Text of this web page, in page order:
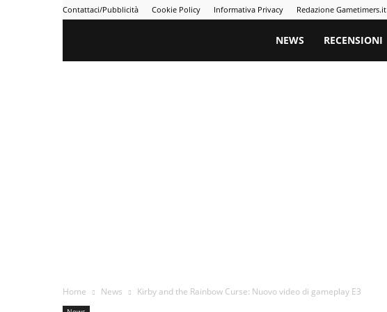
Contattaci/Pubblicità Cookie Policy Informativa Privacy Redazione Gametimers.it
Gametimers
NEWS RECENSIONI
Home News Kirby and the Rainbow Curse: Nuovo video di gameplay E3